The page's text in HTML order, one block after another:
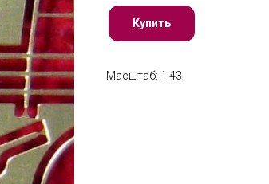
Купить
Масштаб: 1:43